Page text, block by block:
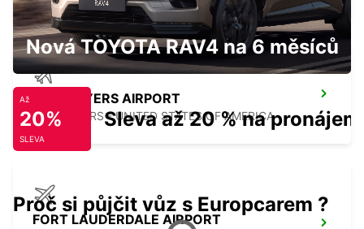
FORT MYERS AIRPORT
FORT MYERS - UNITED STATES OF AMERICA
FORT LAUDERDALE AIRPORT
Nová TOYOTA RAV4 na 6 měsíců
Až
20%
SLEVA
Sleva až 20 % na pronájem
Proč si půjčit vůz s Europcarem ?